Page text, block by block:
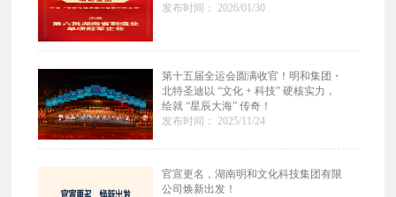
发布时间： 2026/01/30
第十五届全运会圆满收官！明和集团・
北特圣迪以 “文化 + 科技” 硬核实力，
绘就 “星辰大海” 传奇！
发布时间： 2025/11/24
官宣更名，湖南明和文化科技集团有限
公司焕新出发！